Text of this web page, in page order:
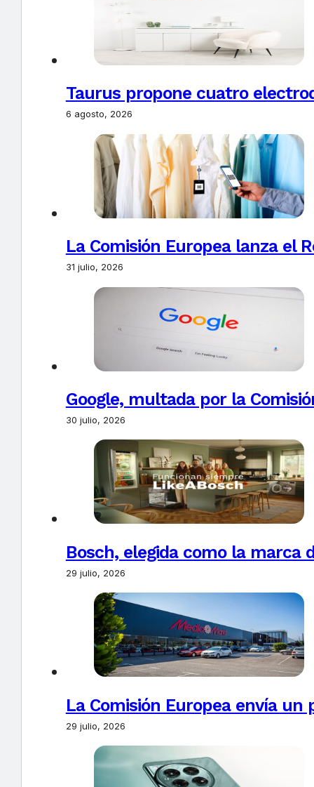
Taurus propone cuatro
6 agosto, 2026
La Comisión Europea lanza el
31 julio, 2026
Google, multada por la
30 julio, 2026
Bosch, elegida como la marca
29 julio, 2026
La Comisión Europea envía un
29 julio, 2026